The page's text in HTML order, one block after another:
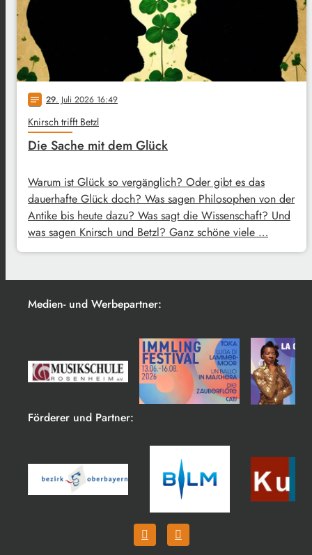
notes 29. Juli 2026 16:49
Knirsch trifft Betzl
Die Sache mit dem Glück
Warum ist Glück so vergänglich? Oder gibt es das
dauerhafte Glück doch? Was sagen Philosophen von der
Antike bis heute dazu? Was sagt die Wissenschaft? Und
was sagen Knirsch und Betzl? Ganz schöne viele …
Medien- und Werbepartner:
Förderer und Partner: